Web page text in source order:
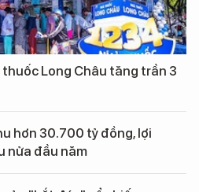
Long Châu tăng trần 3
hơn 30.700 tỷ đồng, lợi
nửa đầu năm